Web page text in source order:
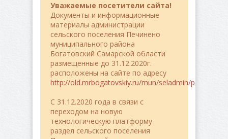
Уважаемые посетители сайта!
Документы и информационные
материалы администрации
сельского поселения Печинено
муниципального района
Богатовский Самарской области
размещенные до 31.12.2020г.
расположены на сайте по адресу
http://old.mrbogatovskiy.ru/mun/seladmin/pe4ineno/
C 31.12.2020 года в связи с
переходом на новую
технологическую платформу
раздел сельского поселения